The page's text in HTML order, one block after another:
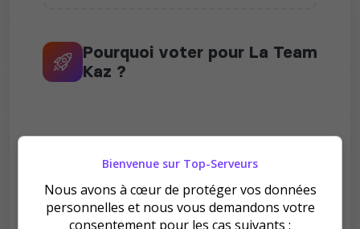
Pourquoi voter pour La Team
Kaz ?
Améliore le classement
Votre vote aide le serveur à monter dans le
Bienvenue sur Top-Serveurs
Nous avons à cœur de protéger vos données
personnelles et nous vous demandons votre
consentement pour les cas suivants :